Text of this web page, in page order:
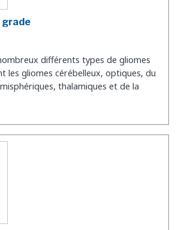
grade
différents types de gliomes
les gliomes cérébelleux, optiques, du
thalamiques et de la